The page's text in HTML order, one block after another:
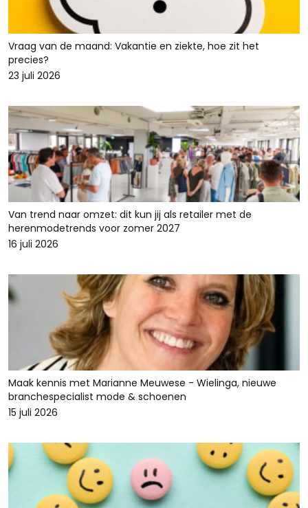
Vraag van de maand: Vakantie en ziekte, hoe zit het
precies?
23 juli 2026
Van trend naar omzet: dit kun jij als retailer met de
herenmodetrends voor zomer 2027
16 juli 2026
Maak kennis met Marianne Meuwese - Wielinga, nieuwe
branchespecialist mode & schoenen
15 juli 2026